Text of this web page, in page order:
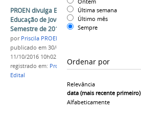
Última semana
Último mês
Sempre
Ordenar por
Relevância
data (mais recente primeiro)
Alfabeticamente
PROEN divulga Editais para Graduação e
Educação de Jovens e Adultos para o 1º
Semestre de 2017
por Priscila PROEN
publicado em 30/09/2016
11/10/2016 10h02
registrado em: Processo Seletivo Graduação
Edital